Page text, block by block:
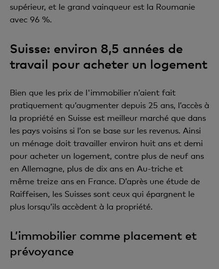
supérieur, et le grand vainqueur est la Roumanie
avec 96 %.
Suisse: environ 8,5 années de
travail pour acheter un logement
Bien que les prix de l'immobilier n’aient fait
pratiquement qu’augmenter depuis 25 ans, l’accès à
la propriété en Suisse est meilleur marché que dans
les pays voisins si l’on se base sur les revenus. Ainsi
un ménage doit travailler environ huit ans et demi
pour acheter un logement, contre plus de neuf ans
en Allemagne, plus de dix ans en Au-triche et
même treize ans en France. D’après une étude de
Raiffeisen, les Suisses sont ceux qui épargnent le
plus lorsqu’ils accèdent à la propriété.
L’immobilier comme placement et
prévoyance